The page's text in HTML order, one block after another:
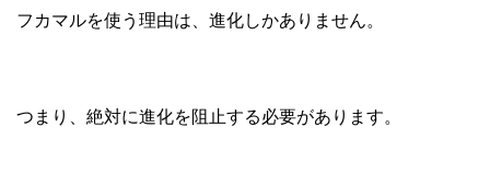
フカマルを使う理由は、進化しかありません。
つまり、絶対に進化を阻止する必要があります。